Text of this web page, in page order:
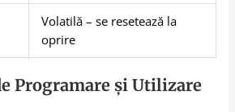
Volatilă – se resetează la
oprire
Programare și Utilizare